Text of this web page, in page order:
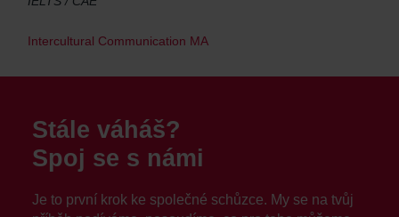
Intercultural Communication MA
Stále váháš?
Spoj se s námi
Je to první krok ke společné schůzce. My se na tvůj